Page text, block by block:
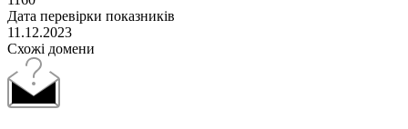
Дата перевірки показників
11.12.2023
Схожі домени